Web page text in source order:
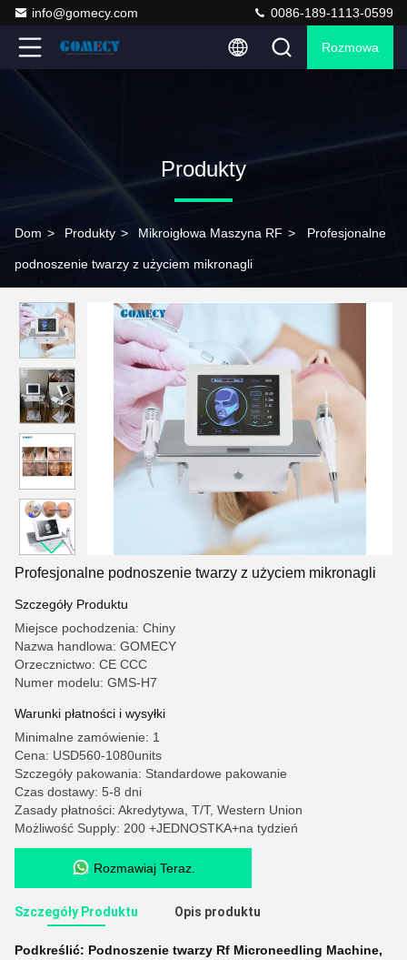
info@gomecy.com 0086-189-1113-0599
Rozmowa
Produkty
Dom > Produkty > Mikroigłowa Maszyna RF > Profesjonalne
podnoszenie twarzy z użyciem mikronagli
Profesjonalne podnoszenie twarzy z użyciem mikronagli
Szczegóły Produktu
Miejsce pochodzenia: Chiny
Nazwa handlowa: GOMECY
Orzecznictwo: CE CCC
Numer modelu: GMS-H7
Warunki płatności i wysyłki
Minimalne zamówienie: 1
Cena: USD560-1080units
Szczegóły pakowania: Standardowe pakowanie
Czas dostawy: 5-8 dni
Zasady płatności: Akredytywa, T/T, Western Union
Możliwość Supply: 200 +JEDNOSTKA+na tydzień
Rozmawiaj Teraz.
Szczegóły Produktu Opis produktu
Podkreślić: Podnoszenie twarzy Rf Microneedling Machine,